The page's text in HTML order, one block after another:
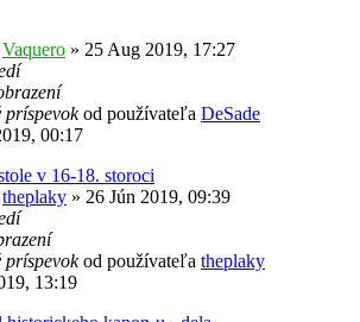
Vaquero » 25 Aug 2019, 17:27
príspevokod používateľa DeSade
00:17
v 16-18. storoci
theplaky » 26 Jún 2019, 09:39
príspevokod používateľa theplaky
13:19